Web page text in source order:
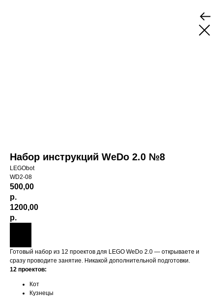
Набор инструкций WeDo 2.0 №8
LEGObot
WD2-08
500,00
р.
1200,00
р.
Готовый набор из 12 проектов для LEGO WeDo 2.0 — открываете и
сразу проводите занятие. Никакой дополнительной подготовки.
12 проектов:
Кот
Кузнецы